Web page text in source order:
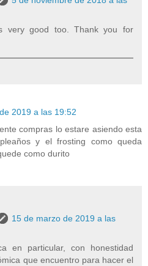
very good too. Thank you for
2019 a las 19:52
compras lo estare asiendo esta
y el frosting como queda
como durito
15 de marzo de 2019 a las
en particular, con honestidad
que encuentro para hacer el